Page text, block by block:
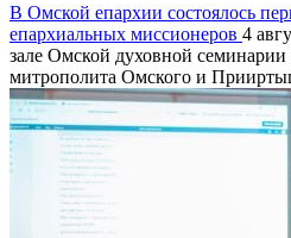
В Омской епархии состоялось
епархиальных миссионеров 4
зале Омской духовной
митрополита Омского и